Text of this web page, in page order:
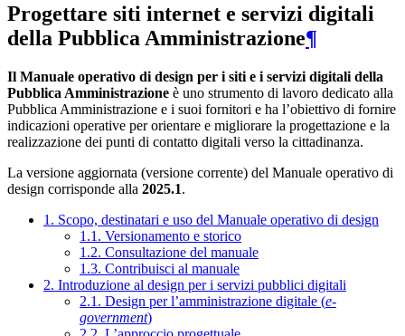
Progettare siti internet e servizi digitali
della Pubblica Amministrazione¶
Il Manuale operativo di design per i siti e i servizi digitali della
Pubblica Amministrazione è uno strumento di lavoro dedicato alla
Pubblica Amministrazione e i suoi fornitori e ha l’obiettivo di fornire
indicazioni operative per orientare e migliorare la progettazione e la
realizzazione dei punti di contatto digitali verso la cittadinanza.
La versione aggiornata (versione corrente) del Manuale operativo di
design corrisponde alla 2025.1.
1. Scopo, destinatari e uso del Manuale operativo di design
1.1. Versionamento e storico
1.2. Consultazione del manuale
1.3. Contribuisci al manuale
2. Introduzione al design per i servizi pubblici digitali
2.1. Design per l’amministrazione digitale (e-
government)